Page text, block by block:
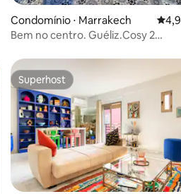
Condomínio ⋅ Marrakech 4,95
Bem no centro. Guéliz.Cosy 2
Superhost
Superhost